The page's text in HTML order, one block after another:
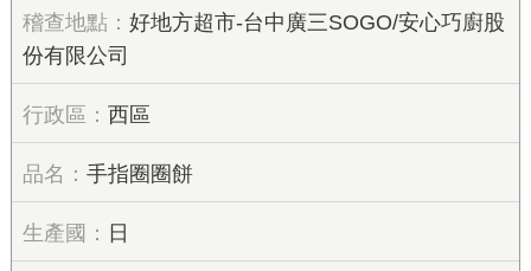
好地方超市-台中廣三SOGO/安心巧廚股
份有限公司
西區
手指圈圈餅
日